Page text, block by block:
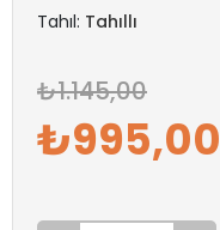
Tahıl: Tahıllı
1.145,00
995,00